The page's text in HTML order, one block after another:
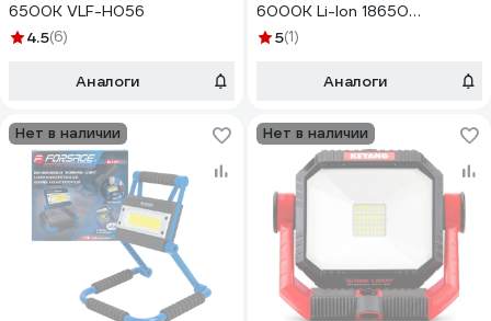
6500K VLF-H056
4.5(6)
Аналоги
6000К Li-Ion 18650
1800мА.ч IP42 5046122
5(1)
Аналоги
Нет в наличии Нет в наличии